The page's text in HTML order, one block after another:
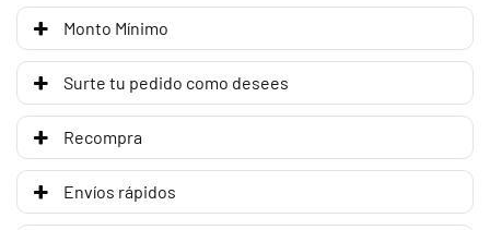
Monto Mínimo
Surte tu pedido como desees
Recompra
Envíos rápidos